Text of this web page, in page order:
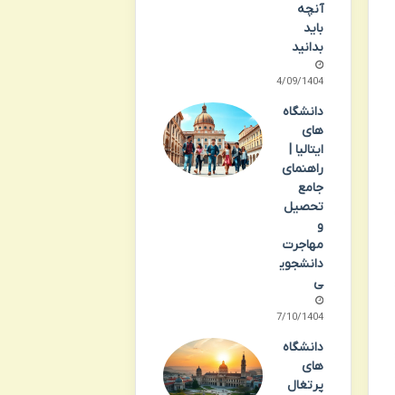
آنچه
باید
بدانید
24/09/1404
دانشگاه
های
ایتالیا |
راهنمای
جامع
تحصیل
و
مهاجرت
دانشجوی
ی
07/10/1404
دانشگاه
های
پرتغال